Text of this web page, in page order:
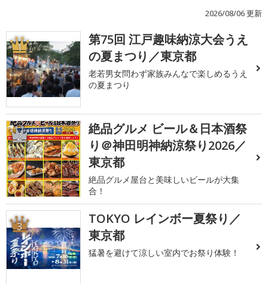
2026/08/06 更新
1
第75回 江戸趣味納涼大会うえ
の夏まつり／東京都
老若男女問わず家族みんなで楽しめるうえ
の夏まつり
2
絶品グルメ ビール＆日本酒祭
り＠神田明神納涼祭り2026／
東京都
絶品グルメ屋台と美味しいビールが大集
合！
3
TOKYO レインボー夏祭り／
東京都
猛暑を避けて涼しい室内でお祭り体験！